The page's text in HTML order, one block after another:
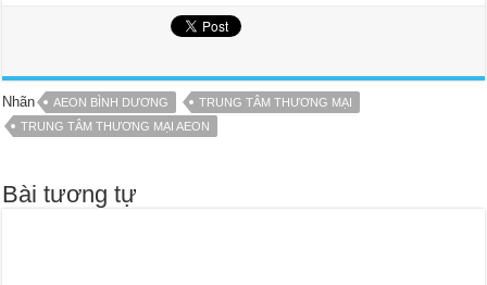
Nhãn AEON BÌNH DƯƠNG
TRUNG TÂM THƯƠNG MẠI
TRUNG TÂM THƯƠNG MẠI AEON
Bài tương tự